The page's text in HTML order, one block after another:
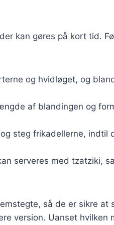
kan gøres på kort tid.
og hvidløget, og
af blandingen og
steg frikadellerne, indtil
serveres med tzatziki,
så de er sikre at
version. Uanset hvilken